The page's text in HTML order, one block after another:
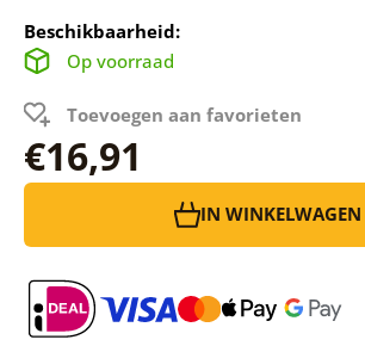
Beschikbaarheid:
Op voorraad
Toevoegen aan favorieten
€16,91
IN WINKELWAGEN